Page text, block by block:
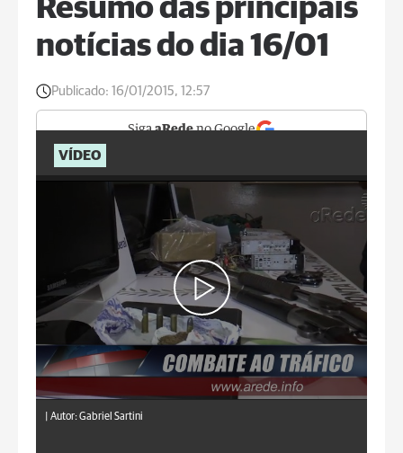
Resumo das principais
notícias do dia 16/01
Publicado: 16/01/2015, 12:57
SigaaRedeno Google
VÍDEO
Autor: Gabriel Sartini